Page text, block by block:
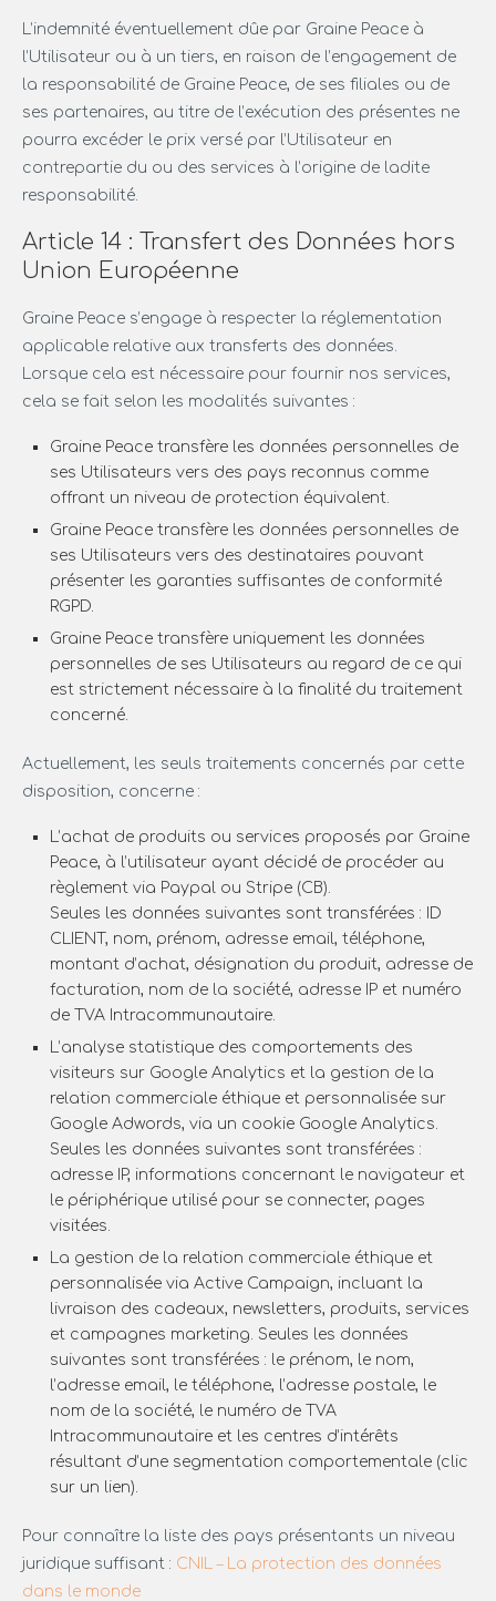
L’indemnité éventuellement dûe par Graine Peace à
l’Utilisateur ou à un tiers, en raison de l’engagement de
la responsabilité de Graine Peace, de ses filiales ou de
ses partenaires, au titre de l’exécution des présentes ne
pourra excéder le prix versé par l’Utilisateur en
contrepartie du ou des services à l’origine de ladite
responsabilité.
Article 14 : Transfert des Données hors
Union Européenne
Graine Peace s’engage à respecter la réglementation
applicable relative aux transferts des données.
Lorsque cela est nécessaire pour fournir nos services,
cela se fait selon les modalités suivantes :
Graine Peace transfère les données personnelles de
ses Utilisateurs vers des pays reconnus comme
offrant un niveau de protection équivalent.
Graine Peace transfère les données personnelles de
ses Utilisateurs vers des destinataires pouvant
présenter les garanties suffisantes de conformité
RGPD.
Graine Peace transfère uniquement les données
personnelles de ses Utilisateurs au regard de ce qui
est strictement nécessaire à la finalité du traitement
concerné.
Actuellement, les seuls traitements concernés par cette
disposition, concerne :
L’achat de produits ou services proposés par Graine
Peace, à l’utilisateur ayant décidé de procéder au
règlement via Paypal ou Stripe (CB).
Seules les données suivantes sont transférées : ID
CLIENT, nom, prénom, adresse email, téléphone,
montant d’achat, désignation du produit, adresse de
facturation, nom de la société, adresse IP et numéro
de TVA Intracommunautaire.
L’analyse statistique des comportements des
visiteurs sur Google Analytics et la gestion de la
relation commerciale éthique et personnalisée sur
Google Adwords, via un cookie Google Analytics.
Seules les données suivantes sont transférées :
adresse IP, informations concernant le navigateur et
le périphérique utilisé pour se connecter, pages
visitées.
La gestion de la relation commerciale éthique et
personnalisée via Active Campaign, incluant la
livraison des cadeaux, newsletters, produits, services
et campagnes marketing. Seules les données
suivantes sont transférées : le prénom, le nom,
l’adresse email, le téléphone, l’adresse postale, le
nom de la société, le numéro de TVA
Intracommunautaire et les centres d’intérêts
résultant d’une segmentation comportementale (clic
sur un lien).
Pour connaître la liste des pays présentants un niveau
juridique suffisant : CNIL – La protection des données
dans le monde